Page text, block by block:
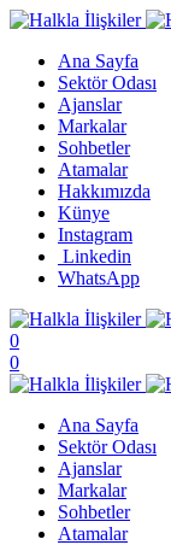
Ana Sayfa
Sektör Odası
Ajanslar
Markalar
Sohbetler
Atamalar
Hakkımızda
Künye
Instagram
Linkedin
WhatsApp
0
0
Ana Sayfa
Sektör Odası
Ajanslar
Markalar
Sohbetler
Atamalar